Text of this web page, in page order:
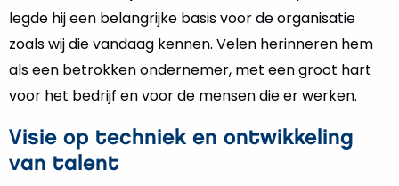
legde hij een belangrijke basis voor de organisatie
zoals wij die vandaag kennen. Velen herinneren hem
als een betrokken ondernemer, met een groot hart
voor het bedrijf en voor de mensen die er werken.
Visie op techniek en ontwikkeling
van talent